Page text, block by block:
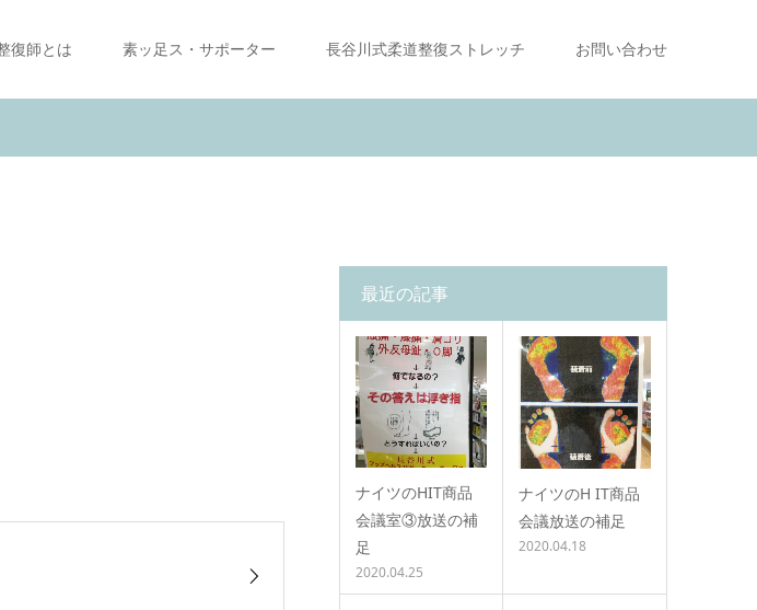
復師とは 素ッ足ス・サポーター 長谷川式柔道整復ストレッチ お問い合わせ
最近の記事
ナイツのHIT商品
会議室③放送の補
足
2020.04.25
ナイツのH IT商品
会議放送の補足
2020.04.18